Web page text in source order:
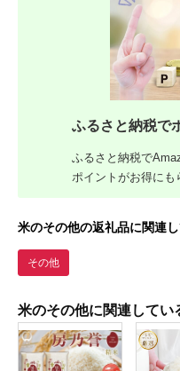
ふるさと納税で
ふるさと納税で
ポイントがお得にも
米のその他の返礼品に関連
その他
米のその他に関連してい